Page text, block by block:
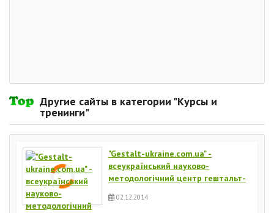
Другие сайты в категории "Курсы и
тренинги"
"Gestalt-ukraine.com.ua" -
всеукраїнський науково-
методологічний центр гештальт-
02.12.2014